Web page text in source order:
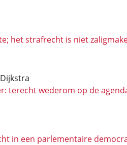
het strafrecht is niet
terecht wederom op de
in een parlementaire